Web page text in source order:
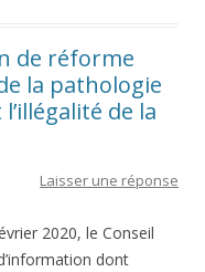
de réforme
la pathologie
de la
Laisser une réponse
2020, le Conseil
dont